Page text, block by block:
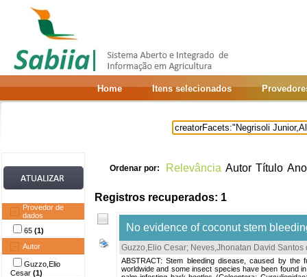
Home Itens selecionados
Provedor de
dados
65 (1)
Autor
Guzzo,Elio
Cesar (1)
Ordenar por: Relevância Autor Título Ano
Registros recuperados: 1
No evidence of coconut stem
Guzzo,Elio Cesar; Neves,Jhonatan David Santos
ABSTRACT: Stem bleeding disease, caused by
worldwide and some insect species have been found